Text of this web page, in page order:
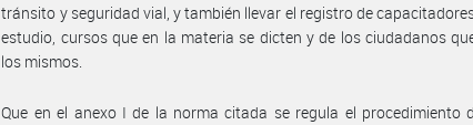
tránsito y seguridad vial, y también llevar el registro de
estudio, cursos que en la materia se dicten y de los ciudadanos
los mismos.
Que en el anexo I de la norma citada se regula el procedimiento